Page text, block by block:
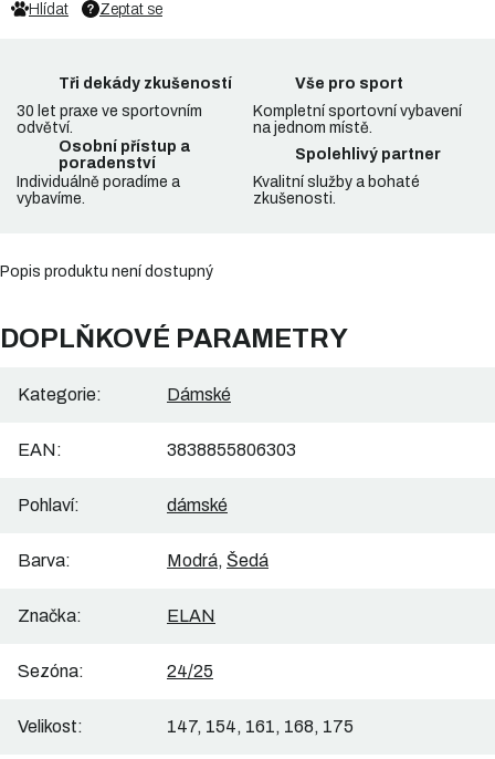
Zeptat se
Hlídat
Tři dekády zkušeností
30 let praxe ve sportovním
odvětví.
Vše pro sport
Kompletní sportovní vybavení
na jednom místě.
Osobní přístup a
poradenství
Individuálně poradíme a
vybavíme.
Spolehlivý partner
Kvalitní služby a bohaté
zkušenosti.
Popis produktu není dostupný
DOPLŇKOVÉ PARAMETRY
Kategorie: Dámské
EAN: 3838855806303
Pohlaví: dámské
Barva: Modrá, Šedá
Značka: ELAN
Sezóna: 24/25
Velikost: 147, 154, 161, 168, 175